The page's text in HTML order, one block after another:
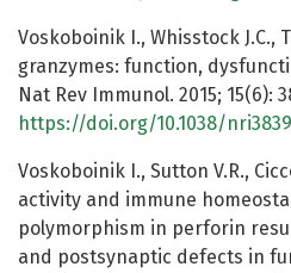
Voskoboinik I., Whisstock J.C.,
granzymes: function,
Nat Rev Immunol. 2015; 15(6):
https://doi.org/10.1038/nri3839
Voskoboinik I., Sutton V.R.,
activity and immune
polymorphism in perforin
and postsynaptic defects in